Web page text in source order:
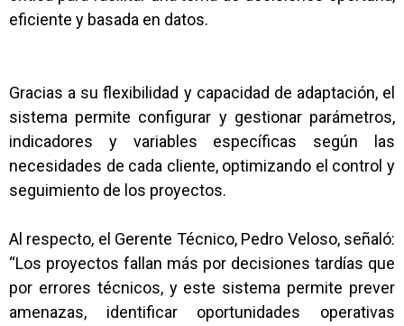
eficiente y basada en datos.
Gracias a su flexibilidad y capacidad de adaptación, el
sistema permite configurar y gestionar parámetros,
indicadores y variables específicas según las
necesidades de cada cliente, optimizando el control y
seguimiento de los proyectos.
Al respecto, el Gerente Técnico, Pedro Veloso, señaló:
“Los proyectos fallan más por decisiones tardías que
por errores técnicos, y este sistema permite prever
amenazas, identificar oportunidades operativas